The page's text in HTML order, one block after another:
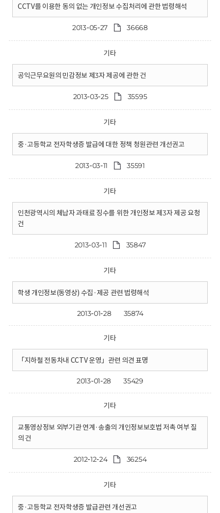
CCTV를 이용한 동의 없는 개인정보 수집처리에 관한 법령해석
2013-05-27 36668
기타
공익근무요원의 민감정보 제3자 제공에 관한 건
2013-03-25 35595
기타
중·고등학교 전자학생증 발급에 대한 정책 청원관련 개선권고
2013-03-11 35591
기타
인천광역시의 체납자 과태료 징수를 위한 개인정보 제3자 제공 요청
건
2013-03-11 35847
기타
학생 개인정보(동영상) 수집·제공 관련 법령해석
2013-01-28 35874
기타
「지하철 전동차내 CCTV 운영」관련 의견 표명
2013-01-28 35429
기타
교통영상정보 외부기관 연계·송출의 개인정보보호법 저촉 여부 질
의 건
2012-12-24 36254
기타
중·고등학교 전자학생증 발급관련 개선권고